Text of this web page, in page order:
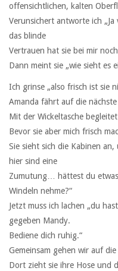
offensichtlichen, kalten
Verunsichert antworte ich
das blinde
Vertrauen hat sie bei mir
Dann meint sie „wie sieht es
Ich grinse „also frisch ist sie
Amanda fährt auf die
Mit der Wickeltasche
Bevor sie aber mich frisch
Sie sieht sich die Kabinen
hier sind eine
Zumutung… hättest du
Windeln nehme?“
Jetzt muss ich lachen „du
gegeben Mandy.
Bediene dich ruhig.“
Gemeinsam gehen wir auf
Dort zieht sie ihre Hose und